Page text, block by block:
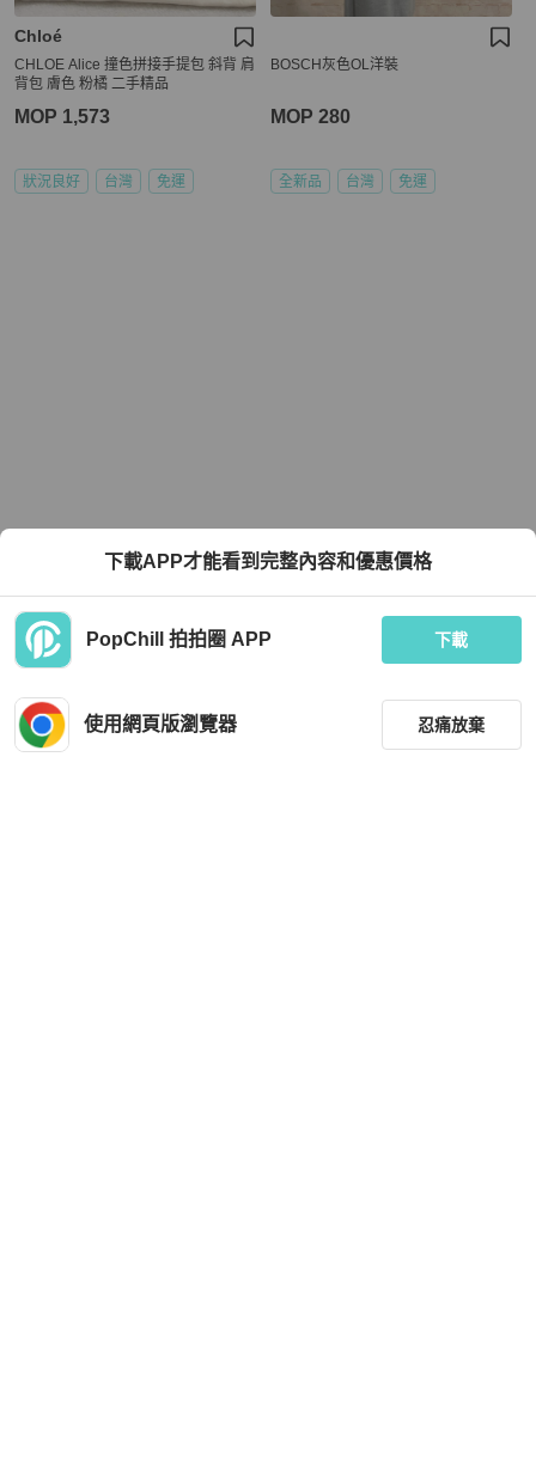
Chloé
CHLOE Alice 撞色拼接手提包 斜背 肩
背包 膚色 粉橘 二手精品
MOP 1,573
狀況良好 台灣 免運
BOSCH灰色OL洋裝
MOP 280
全新品 台灣 免運
下載APP才能看到完整內容和優惠價格
PopChill 拍拍圈 APP 下載
使用網頁版瀏覽器 忍痛放棄